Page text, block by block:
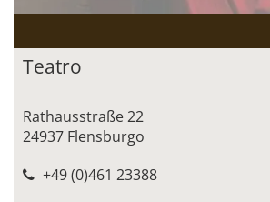
Teatro
Rathausstraße 22
24937 Flensburgo
+49 (0)461 23388